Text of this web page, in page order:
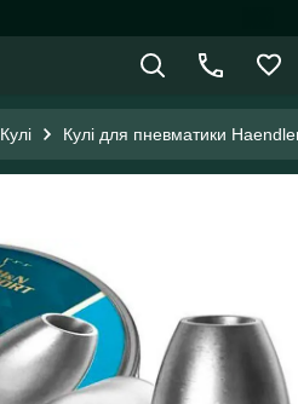
Кулі Кулі для пневматики